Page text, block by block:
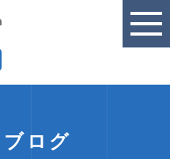
ログ